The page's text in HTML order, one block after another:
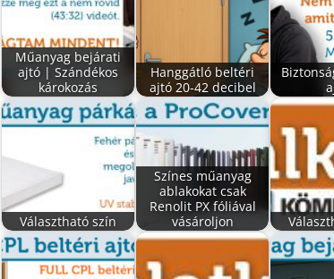
Műanyag bejárati
ajtó | Szándékos
károkozás
Hanggátló beltéri
ajtó 20-42 decibel
Választható szín
Színes műanyag
ablakokat csak
Renolit PX fóliával
vásároljon